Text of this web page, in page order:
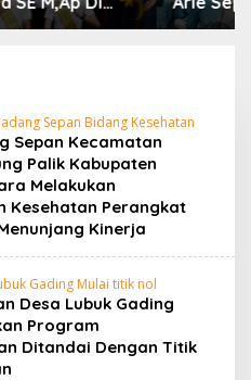
MAp Sambut
Sepan Bidang Kesehatan
Sepan Kecamatan
Palik Kabupaten
Melakukan
Kesehatan Perangkat
Kinerja
Gading Mulai titik nol
Desa Lubuk Gading
Program
Ditandai Dengan Titik